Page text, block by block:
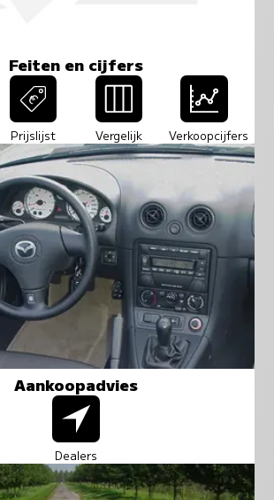
Feiten en cijfers
Prijslijst Vergelijk Verkoopcijfers
Aankoopadvies
Dealers